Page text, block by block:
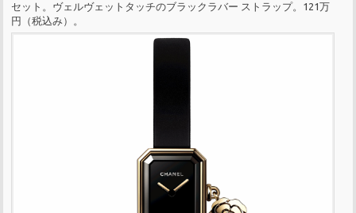
セット。ヴェルヴェットタッチのブラックラバー ストラップ。121万
円（税込み）。